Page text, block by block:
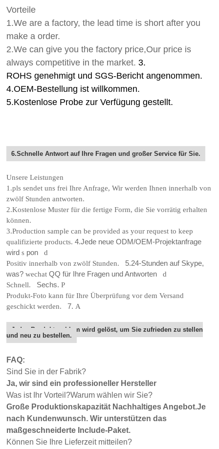
Vorteile
1.We are a factory, the lead time is short after you
make a order.
2.We can give you the factory price,Our price is
always competitive in the market.3.
ROHS genehmigt und SGS-Bericht angenommen.
4.OEM-Bestellung ist willkommen.
5.Kostenlose Probe zur Verfügung gestellt.
6.Schnelle Antwort auf Ihre Fragen und großer Service für Sie.
Unsere Leistungen
1.pls sendet uns frei Ihre Anfrage, Wir werden Ihnen innerhalb von
zwölf Stunden antworten.
2.Kostenlose Muster für die fertige Form, die Sie vorrätig erhalten
können.
3.Production sample can be provided as your request to keep
qualifizierte products.4.Jede neue ODM/OEM-Projektanfrage
wirds pon
d
Positiv innerhalb von zwölf Stunden. 5.24-Stunden auf Skype,
was?wechatQQ für Ihre Fragen und Antworten
d
Schnell. Sechs.P
Produkt-Foto kann für Ihre Überprüfung vor dem Versand
geschickt werden.7.A
Jedes Produktproblem wird gelöst, um Sie zufrieden zu stellen
und neu zu bestellen.
FAQ:
Sind Sie in der Fabrik?
Ja, wir sind ein professioneller Hersteller
Was ist Ihr Vorteil?Warum wählen wir Sie?
Große Produktionskapazität Nachhaltiges Angebot.Je
nach Kundenwunsch. Wir unterstützen das
maßgeschneiderte Include-Paket.
Können Sie Ihre Lieferzeit mitteilen?